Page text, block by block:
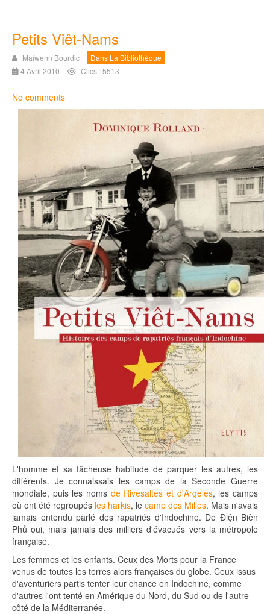
Petits Viêt-Nams
Maïwenn Bourdic
Dans La Bibliothèque
4 Avril 2010
Clics : 5513
No comments
L'homme et sa fâcheuse habitude de parquer les autres, les
différents. Je connaissais les camps de la Seconde Guerre
mondiale, puis les noms de Rivesaltes et d'Argelès, les camps
où ont été regroupés les harkis, le camp des Milles. Mais n'avais
jamais entendu parlé des rapatriés d'Indochine. De Ðiện Biên
Phủ oui, mais jamais des milliers d'évacués vers la métropole
française.
Les femmes et les enfants. Ceux des Morts pour la France
venus de toutes les terres alors françaises du globe. Ceux issus
d'aventuriers partis tenter leur chance en Indochine, comme
d'autres l'ont tenté en Amérique du Nord, du Sud ou de l'autre
côté de la Méditerranée.